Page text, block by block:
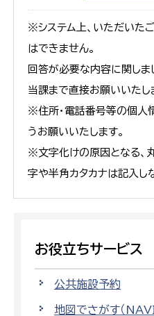
※システム上、いただいた
はできません。
回答が必要な内容に関しま
当課まで直接お願いいたし
※住所・電話番号等の個人
うお願いいたします。
※文字化けの原因となる、
字や半角カタカナは記入し
お役立ちサービス
公共施設予約
地図でさがす（